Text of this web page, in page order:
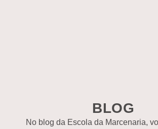
BLOG
No blog da Escola da Marcenaria,